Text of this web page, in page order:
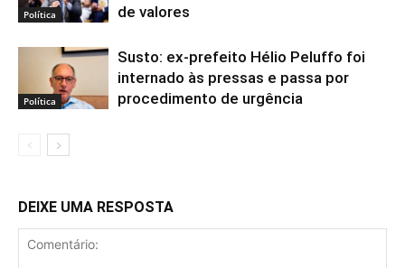
Política
de valores
Política
Susto: ex-prefeito Hélio Peluffo foi
internado às pressas e passa por
procedimento de urgência
DEIXE UMA RESPOSTA